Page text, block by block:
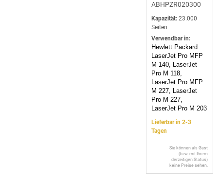
ABHPZR020300
Kapazität: 23.000
Seiten
Verwendbar in:
Hewlett Packard
LaserJet Pro MFP
M 140, LaserJet
Pro M 118,
LaserJet Pro MFP
M 227, LaserJet
Pro M 227,
LaserJet Pro M 203
Lieferbar in 2-3
Tagen
Sie können als Gast
(bzw. mit Ihrem
derzeitigen Status)
keine Preise sehen.